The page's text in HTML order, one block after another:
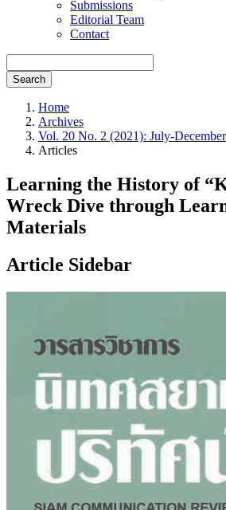
Submissions
Editorial Team
Contact
Search
Home
Archives
Vol. 20 No. 2 (2021): July-December
Articles
Learning the History of
Wreck Dive through
Materials
Article Sidebar